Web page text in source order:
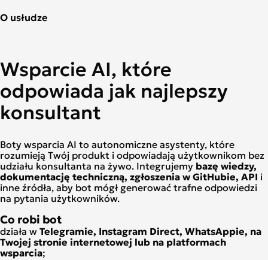
O usłudze
Wsparcie AI, które
odpowiada jak najlepszy
konsultant
Boty wsparcia AI to autonomiczne asystenty, które
rozumieją Twój produkt i odpowiadają użytkownikom bez
udziału konsultanta na żywo. Integrujemy bazę wiedzy,
dokumentację techniczną, zgłoszenia w GitHubie, API i
inne źródła, aby bot mógł generować trafne odpowiedzi
na pytania użytkowników.
Co robi bot
działa w Telegramie, Instagram Direct, WhatsAppie, na
Twojej stronie internetowej lub na platformach
wsparcia;